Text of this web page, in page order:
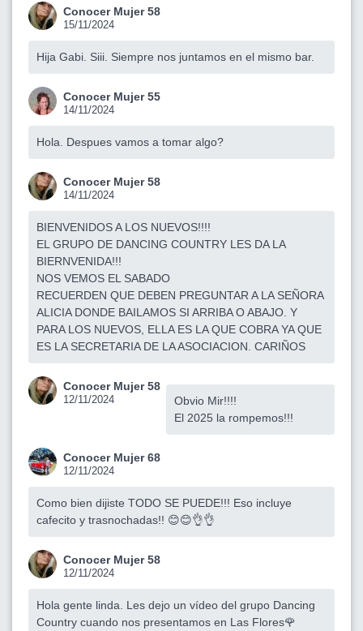
Conocer Mujer 58
15/11/2024
Hija Gabi. Siii. Siempre nos juntamos en el mismo bar.
Conocer Mujer 55
14/11/2024
Hola. Despues vamos a tomar algo?
Conocer Mujer 58
14/11/2024
BIENVENIDOS A LOS NUEVOS!!!!
EL GRUPO DE DANCING COUNTRY LES DA LA
BIERNVENIDA!!!
NOS VEMOS EL SABADO
RECUERDEN QUE DEBEN PREGUNTAR A LA SEÑORA
ALICIA DONDE BAILAMOS SI ARRIBA O ABAJO. Y
PARA LOS NUEVOS, ELLA ES LA QUE COBRA YA QUE
ES LA SECRETARIA DE LA ASOCIACION. CARIÑOS
Conocer Mujer 58
12/11/2024
Obvio Mir!!!!
El 2025 la rompemos!!!
Conocer Mujer 68
12/11/2024
Como bien dijiste TODO SE PUEDE!!! Eso incluye
cafecito y trasnochadas!! 😊😊👌👌
Conocer Mujer 58
12/11/2024
Hola gente linda. Les dejo un vídeo del grupo Dancing
Country cuando nos presentamos en Las Flores🌹